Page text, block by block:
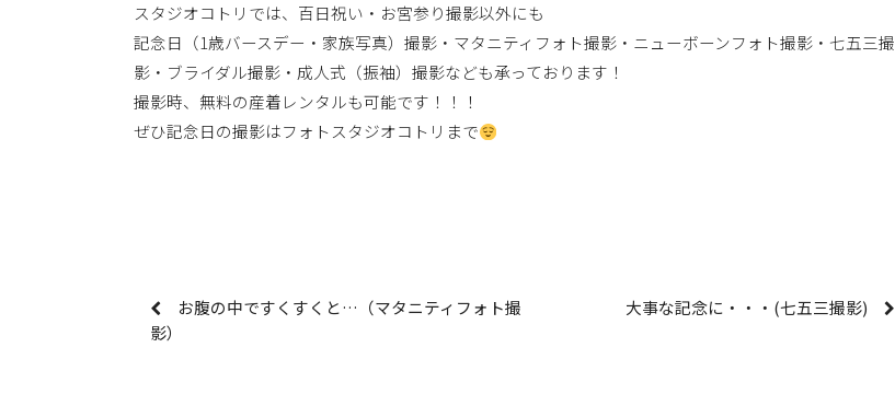
スタジオコトリでは、百日祝い・お宮参り撮影以外にも
記念日（1歳バースデー・家族写真）撮影・マタニティフォト撮影・ニューボーンフォト撮影・七五三撮
影・ブライダル撮影・成人式（振袖）撮影なども承っております！
撮影時、無料の産着レンタルも可能です！！！
ぜひ記念日の撮影はフォトスタジオコトリまで
お腹の中ですくすくと…（マタニティフォト撮
影）
大事な記念に・・・(七五三撮影)